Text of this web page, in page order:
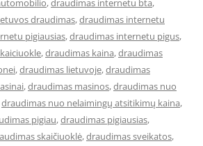
,draudimas internetu bta,
draudimas,draudimas internetu
pigiausias,draudimas internetu pigus,
,draudimas kaina,draudimas
,draudimas lietuvoje,draudimas
,draudimas masinos,draudimas nuo
draudimas nuo nelaimingų atsitikimų kaina,
pigiau,draudimas pigiausias,
skaičiuoklė,draudimas sveikatos,